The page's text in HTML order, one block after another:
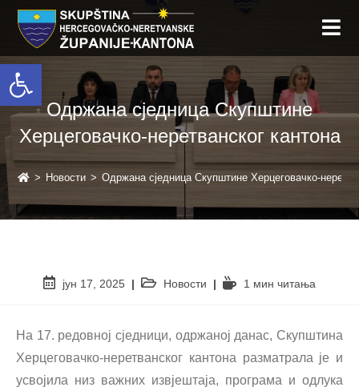
Open toolbar
Одржана сједница Скупштине
Херцеговачко-неретванског кантона
> Новости > Одржана сједница Скупштине Херцеговачко-
јун 17, 2025 Новости 1 мин читањa
На 17. редовној сједници, одржаној данас, Скупштина
Херцеговачко-неретванског кантона разматрала је и
усвојила низ важних извјештаја, програма и одлука